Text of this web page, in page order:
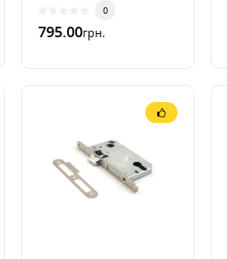
КлючомКоличество
ключей 3 штПокрытие
0
795.00грн.